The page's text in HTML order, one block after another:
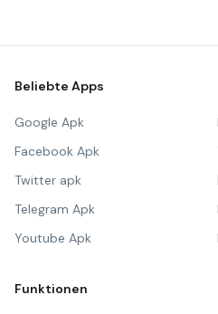
Beliebte Apps
Google Apk
Facebook Apk
Twitter apk
Telegram Apk
Youtube Apk
Funktionen